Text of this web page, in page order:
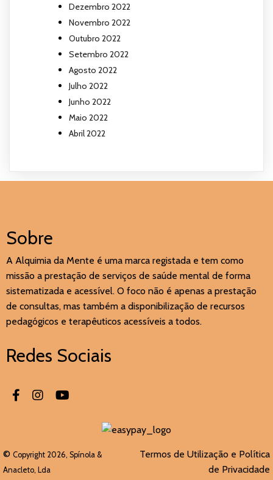
Dezembro 2022
Novembro 2022
Outubro 2022
Setembro 2022
Agosto 2022
Julho 2022
Junho 2022
Maio 2022
Abril 2022
Sobre
A Alquimia da Mente é uma marca registada e tem como
missão a prestação de serviços de saúde mental de forma
sistematizada e acessível. O foco não é apenas a prestação
de consultas, mas também a disponibilização de recursos
pedagógicos e terapêuticos acessíveis a todos.
Redes Sociais
© Copyright 2026, Spínola &
Anacleto, Lda
Termos de Utilização e Política
de Privacidade